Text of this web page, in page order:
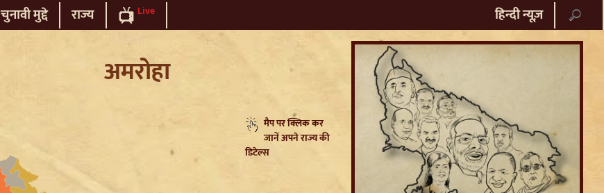
चुनावी मुद्दे राज्य Live हिन्दी न्यूज़
अमरोहा
मैप पर क्लिक कर
जानें अपने राज्य की
डिटेल्स